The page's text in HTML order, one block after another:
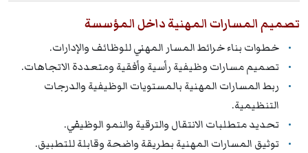
تصميم المسارات المهنية داخل المؤسسة
خطوات بناء خرائط المسار المهني للوظائف والإدارات.
تصميم مسارات وظيفية رأسية وأفقية ومتعددة الاتجاهات.
ربط المسارات المهنية بالمستويات الوظيفية والدرجات
التنظيمية.
تحديد متطلبات الانتقال والترقية والنمو الوظيفي.
توثيق المسارات المهنية بطريقة واضحة وقابلة للتطبيق.